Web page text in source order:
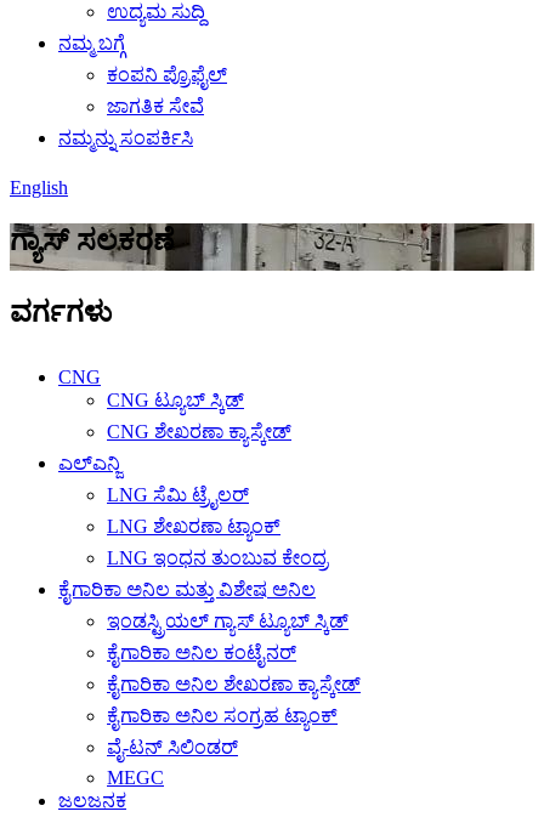
ಉದ್ಯಮ ಸುದ್ದಿ
ನಮ್ಮ ಬಗ್ಗೆ
ಕಂಪನಿ ಪ್ರೊಫೈಲ್
ಜಾಗತಿಕ ಸೇವೆ
ನಮ್ಮನ್ನು ಸಂಪರ್ಕಿಸಿ
English
ಗ್ಯಾಸ್ ಸಲಕರಣೆ
ವರ್ಗಗಳು
CNG
CNG ಟ್ಯೂಬ್ ಸ್ಕಿಡ್
CNG ಶೇಖರಣಾ ಕ್ಯಾಸ್ಕೇಡ್
ಎಲ್ಎನ್ಜಿ
LNG ಸೆಮಿ ಟ್ರೈಲರ್
LNG ಶೇಖರಣಾ ಟ್ಯಾಂಕ್
LNG ಇಂಧನ ತುಂಬುವ ಕೇಂದ್ರ
ಕೈಗಾರಿಕಾ ಅನಿಲ ಮತ್ತು ವಿಶೇಷ ಅನಿಲ
ಇಂಡಸ್ಟ್ರಿಯಲ್ ಗ್ಯಾಸ್ ಟ್ಯೂಬ್ ಸ್ಕಿಡ್
ಕೈಗಾರಿಕಾ ಅನಿಲ ಕಂಟೈನರ್
ಕೈಗಾರಿಕಾ ಅನಿಲ ಶೇಖರಣಾ ಕ್ಯಾಸ್ಕೇಡ್
ಕೈಗಾರಿಕಾ ಅನಿಲ ಸಂಗ್ರಹ ಟ್ಯಾಂಕ್
ವೈ-ಟನ್ ಸಿಲಿಂಡರ್
MEGC
ಜಲಜನಕ